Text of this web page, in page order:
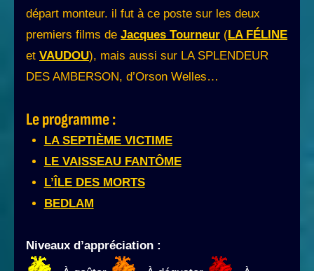
départ monteur. il fut à ce poste sur les deux
premiers films de Jacques Tourneur (LA FÉLINE
et VAUDOU), mais aussi sur LA SPLENDEUR
DES AMBERSON, d’Orson Welles…
Le programme :
LA SEPTIÈME VICTIME
LE VAISSEAU FANTÔME
L’ÎLE DES MORTS
BEDLAM
Niveaux d’appréciation :